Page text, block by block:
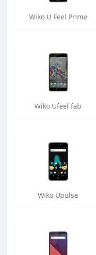
Wiko U Feel Prime
Wiko Ufeel fab
Wiko Upulse